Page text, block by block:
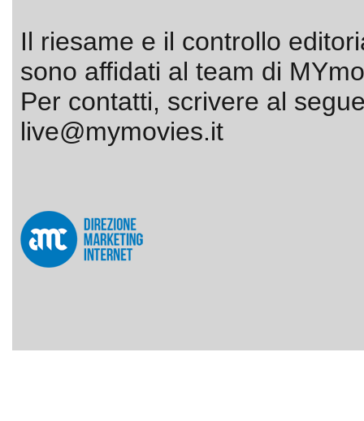
Il riesame e il controllo
sono affidati al team di
Per contatti, scrivere al
live@mymovies.it